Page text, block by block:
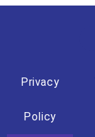
Privacy
Policy